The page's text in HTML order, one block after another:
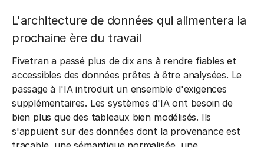
L'architecture de données qui alimentera la
prochaine ère du travail
Fivetran a passé plus de dix ans à rendre fiables et
accessibles des données prêtes à être analysées. Le
passage à l'IA introduit un ensemble d'exigences
supplémentaires. Les systèmes d'IA ont besoin de
bien plus que des tableaux bien modélisés. Ils
s'appuient sur des données dont la provenance est